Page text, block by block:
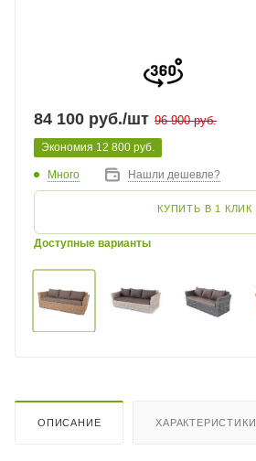
84 100 руб./шт 96 900руб.
Экономия 12 800 руб.
Много Нашли дешевле?
Доступные варианты
КУПИТЬ В 1 КЛИК
ОПИСАНИЕ ХАРАКТЕРИСТИКИ